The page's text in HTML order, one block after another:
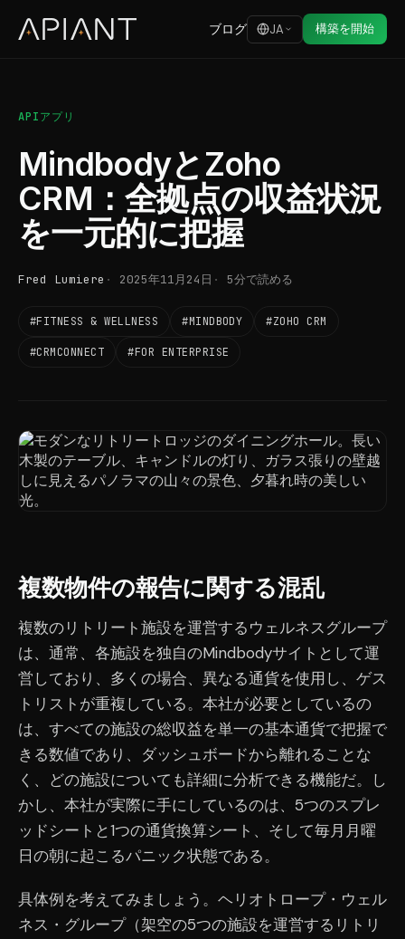
ブログ JA 構築を開始
APIアプリ
MindbodyとZoho
CRM：全拠点の収益状況
を一元的に把握
Fred Lumiere 2025年11月24日 5分で読める
#FITNESS & WELLNESS #MINDBODY #ZOHO CRM
#CRMCONNECT #FOR ENTERPRISE
複数物件の報告に関する混乱
複数のリトリート施設を運営するウェルネスグループ
は、通常、各施設を独自のMindbodyサイトとして運
営しており、多くの場合、異なる通貨を使用し、ゲス
トリストが重複している。本社が必要としているの
は、すべての施設の総収益を単一の基本通貨で把握で
きる数値であり、ダッシュボードから離れることな
く、どの施設についても詳細に分析できる機能だ。し
かし、本社が実際に手にしているのは、5つのスプレ
ッドシートと1つの通貨換算シート、そして毎月月曜
日の朝に起こるパニック状態である。
具体例を考えてみましょう。ヘリオトロープ・ウェル
ネス・グループ（架空の5つの施設を運営するリトリ